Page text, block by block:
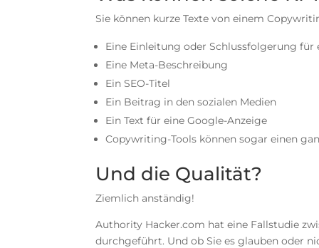
Sie können kurze Texte von einem
Eine Einleitung oder Schlussfolgerung
Eine Meta-Beschreibung
Ein SEO-Titel
Ein Beitrag in den sozialen Medien
Ein Text für eine Google-Anzeige
Copywriting-Tools können sogar einen
Und die Qualität?
Ziemlich anständig!
Authority Hacker.com hat eine Fallstudie
durchgeführt. Und ob Sie es glauben oder